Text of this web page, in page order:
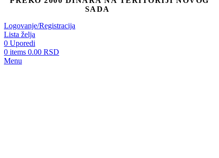
SADA
Logovanje/Registracija
Lista želja
0 Uporedi
0 items 0.00 RSD
Menu